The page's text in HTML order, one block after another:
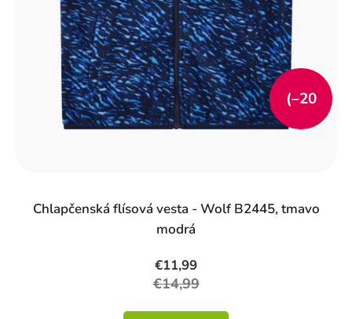
Chlapčenská flísová vesta - Wolf B2445, tmavo
modrá
€11,99
€14,99
(–20